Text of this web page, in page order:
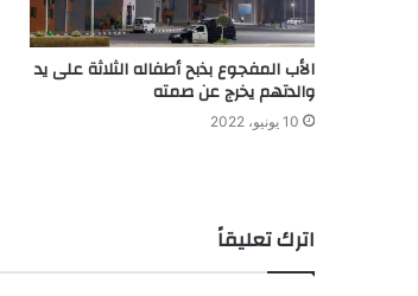
الأب المفجوع بذبح أطفاله الثلاثة على يد
والدتهم يخرج عن صمته
10 يونيو، 2022
اترك تعليقاً